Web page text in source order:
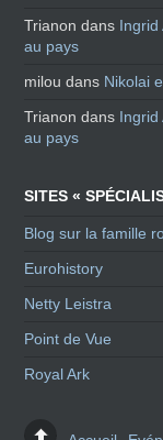
Trianon dans Ingrid
au pays
milou dans Nikolai
Trianon dans Ingrid
au pays
SITES «
Blog sur la famille
Eurohistory
Netty Leistra
Point de Vue
Royal Ark